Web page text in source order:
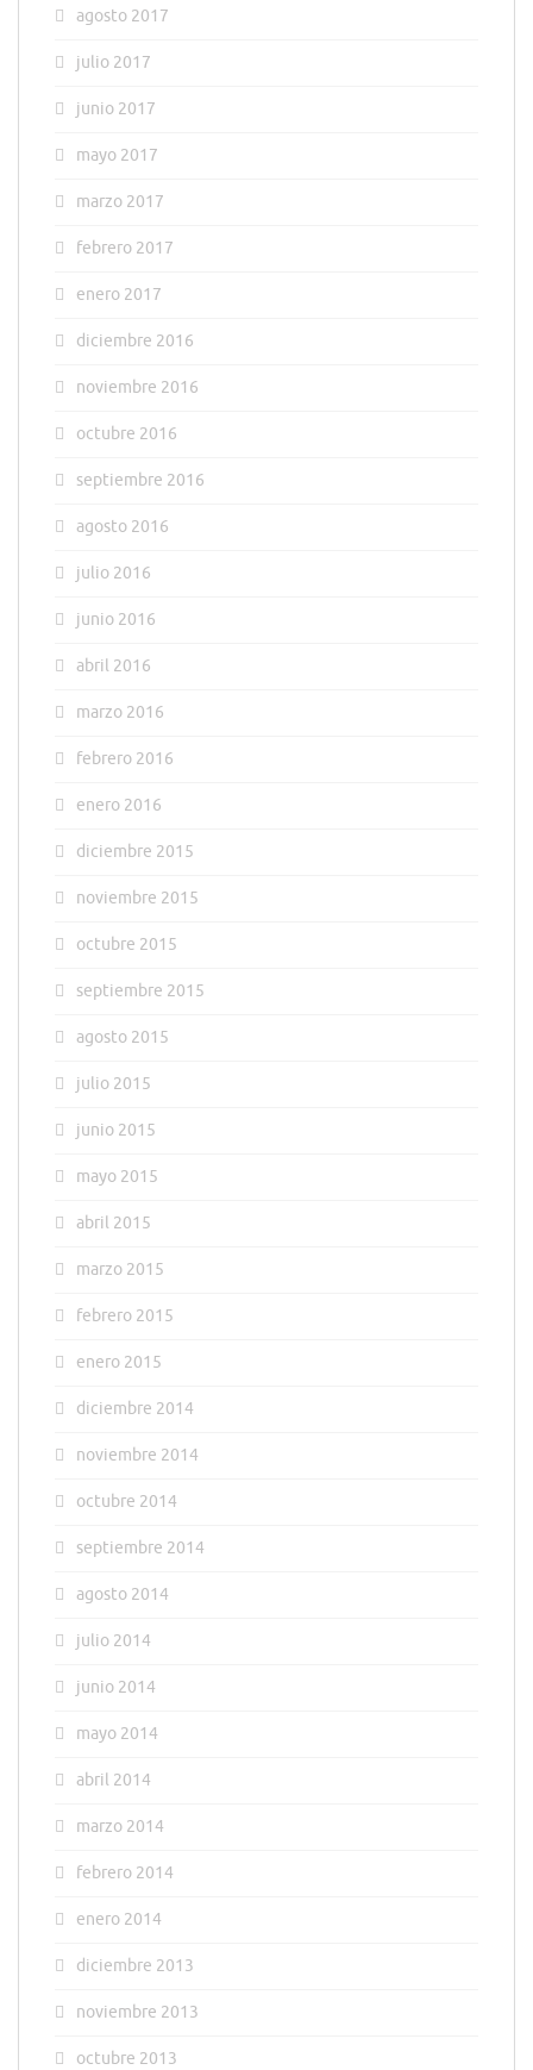
agosto 2017
julio 2017
junio 2017
mayo 2017
marzo 2017
febrero 2017
enero 2017
diciembre 2016
noviembre 2016
octubre 2016
septiembre 2016
agosto 2016
julio 2016
junio 2016
abril 2016
marzo 2016
febrero 2016
enero 2016
diciembre 2015
noviembre 2015
octubre 2015
septiembre 2015
agosto 2015
julio 2015
junio 2015
mayo 2015
abril 2015
marzo 2015
febrero 2015
enero 2015
diciembre 2014
noviembre 2014
octubre 2014
septiembre 2014
agosto 2014
julio 2014
junio 2014
mayo 2014
abril 2014
marzo 2014
febrero 2014
enero 2014
diciembre 2013
noviembre 2013
octubre 2013